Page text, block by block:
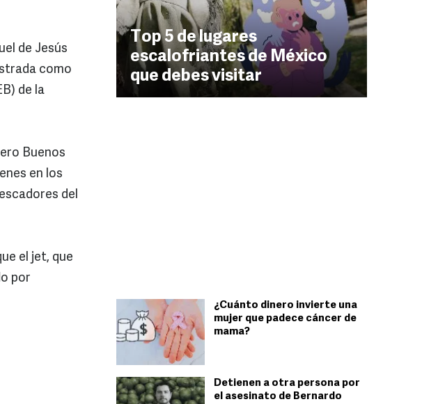
Top 5 de lugares
escalofriantes de México
que debes visitar
¿Cuánto dinero invierte una
mujer que padece cáncer de
mama?
Detienen a otra persona por
el asesinato de Bernardo
de Jesús
como
de la
Buenos
en los
del
el jet, que
por